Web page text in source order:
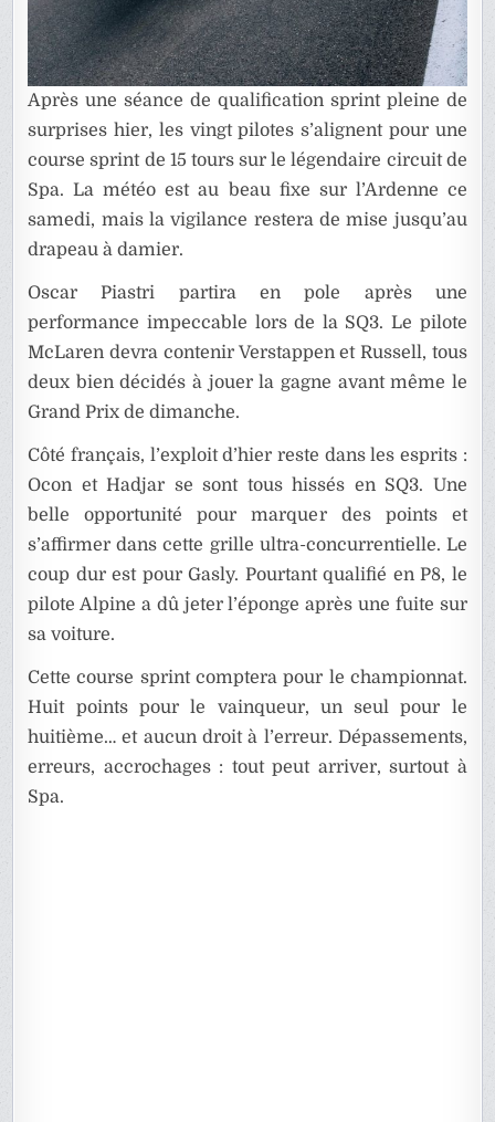
Après une séance de qualification sprint pleine de
surprises hier, les vingt pilotes s’alignent pour une
course sprint de 15 tours sur le légendaire circuit de
Spa. La météo est au beau fixe sur l’Ardenne ce
samedi, mais la vigilance restera de mise jusqu’au
drapeau à damier.
Oscar Piastri partira en pole après une
performance impeccable lors de la SQ3. Le pilote
McLaren devra contenir Verstappen et Russell, tous
deux bien décidés à jouer la gagne avant même le
Grand Prix de dimanche.
Côté français, l’exploit d’hier reste dans les esprits :
Ocon et Hadjar se sont tous hissés en SQ3. Une
belle opportunité pour marquer des points et
s’affirmer dans cette grille ultra-concurrentielle. Le
coup dur est pour Gasly. Pourtant qualifié en P8, le
pilote Alpine a dû jeter l’éponge après une fuite sur
sa voiture.
Cette course sprint comptera pour le championnat.
Huit points pour le vainqueur, un seul pour le
huitième… et aucun droit à l’erreur. Dépassements,
erreurs, accrochages : tout peut arriver, surtout à
Spa.